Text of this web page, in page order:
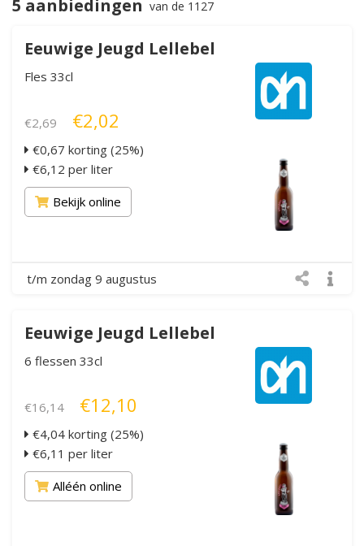
5 aanbiedingen van de 1127
Eeuwige Jeugd Lellebel
Fles 33cl
€2,69 €2,02
€0,67 korting (25%)
€6,12 per liter
Bekijk online
t/m zondag 9 augustus
Eeuwige Jeugd Lellebel
6 flessen 33cl
€16,14 €12,10
€4,04 korting (25%)
€6,11 per liter
Alléén online